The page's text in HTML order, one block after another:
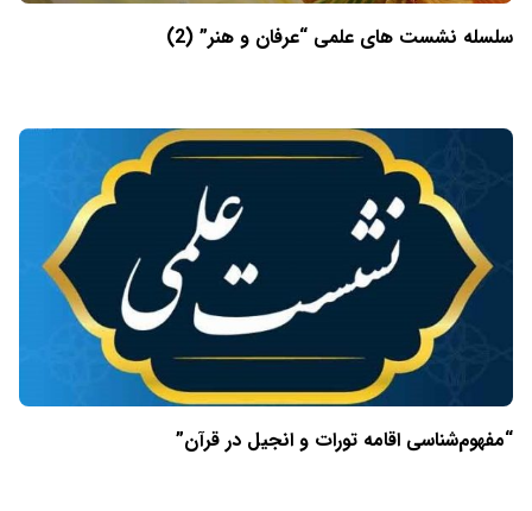
سلسله نشست های علمی “عرفان و هنر” (2)
“مفهوم‌شناسی اقامه تورات و انجیل در قرآن”